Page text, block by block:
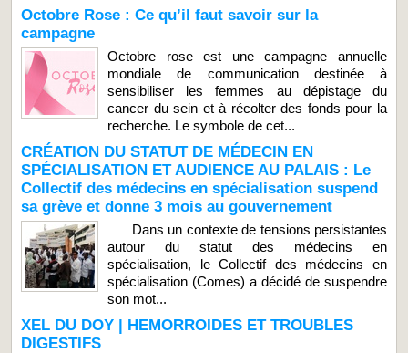
Octobre Rose : Ce qu’il faut savoir sur la
campagne
Octobre rose est une campagne annuelle
mondiale de communication destinée à
sensibiliser les femmes au dépistage du
cancer du sein et à récolter des fonds pour la
recherche. Le symbole de cet...
CRÉATION DU STATUT DE MÉDECIN EN
SPÉCIALISATION ET AUDIENCE AU PALAIS : Le
Collectif des médecins en spécialisation suspend
sa grève et donne 3 mois au gouvernement
Dans un contexte de tensions persistantes
autour du statut des médecins en
spécialisation, le Collectif des médecins en
spécialisation (Comes) a décidé de suspendre
son mot...
XEL DU DOY | HEMORROIDES ET TROUBLES
DIGESTIFS